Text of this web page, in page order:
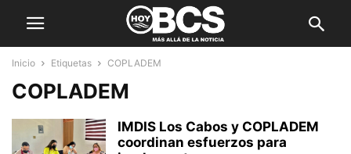
Inicio Etiquetas COPLADEM
COPLADEM
IMDIS Los Cabos y COPLADEM
coordinan esfuerzos para